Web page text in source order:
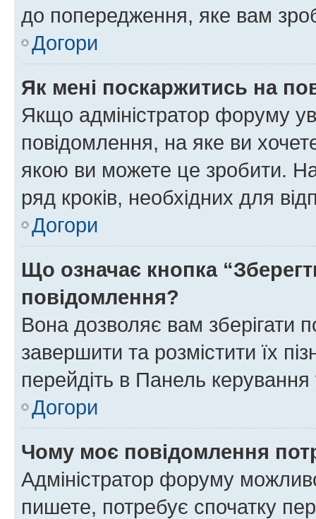
до попередження, яке вам
Догори
Як мені поскаржитись на
Якщо адміністратор форуму
повідомлення, на яке ви
якою ви можете це зробити.
ряд кроків, необхідних для
Догори
Що означає кнопка
повідомлення?
Вона дозволяє вам зберігати
завершити та розмістити їх
перейдіть в Панель керування
Догори
Чому моє повідомлення
Адміністратор форуму
пишете, потребує спочатку